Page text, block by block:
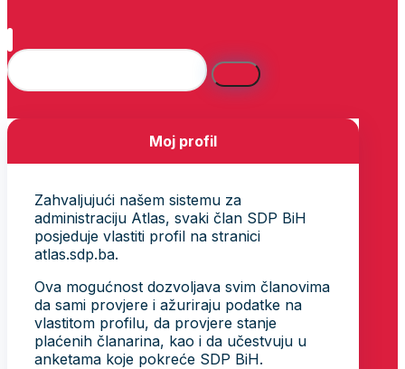
Moj profil
Zahvaljujući našem sistemu za
administraciju Atlas, svaki član SDP BiH
posjeduje vlastiti profil na stranici
atlas.sdp.ba.
Ova mogućnost dozvoljava svim članovima
da sami provjere i ažuriraju podatke na
vlastitom profilu, da provjere stanje
plaćenih članarina, kao i da učestvuju u
anketama koje pokreće SDP BiH.